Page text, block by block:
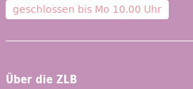
geschlossen bis Mo 10.00 Uhr
Über die ZLB